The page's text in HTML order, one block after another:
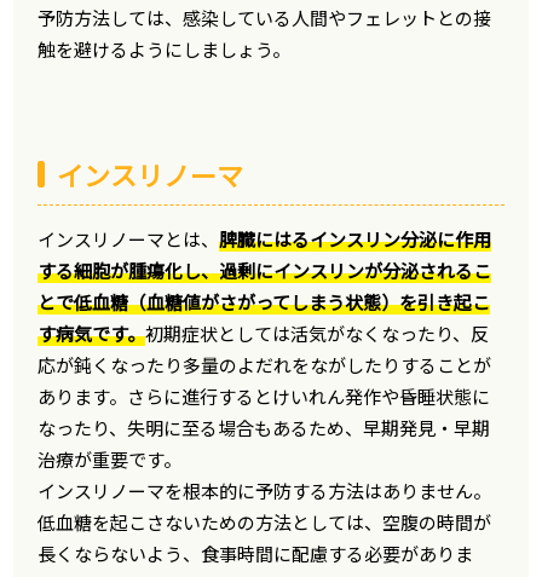
予防方法しては、感染している人間やフェレットとの接
触を避けるようにしましょう。
インスリノーマ
インスリノーマとは、脾臓にはるインスリン分泌に作用
する細胞が腫瘍化し、過剰にインスリンが分泌されるこ
とで低血糖（血糖値がさがってしまう状態）を引き起こ
す病気です。初期症状としては活気がなくなったり、反
応が鈍くなったり多量のよだれをながしたりすることが
あります。さらに進行するとけいれん発作や昏睡状態に
なったり、失明に至る場合もあるため、早期発見・早期
治療が重要です。
インスリノーマを根本的に予防する方法はありません。
低血糖を起こさないための方法としては、空腹の時間が
長くならないよう、食事時間に配慮する必要がありま